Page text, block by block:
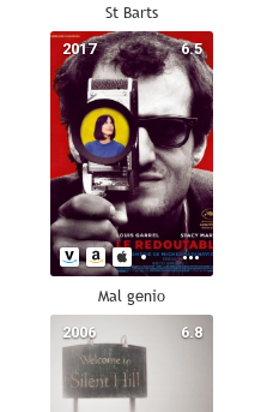
St Barts
6.5
2017
Mal genio
6.8
2006